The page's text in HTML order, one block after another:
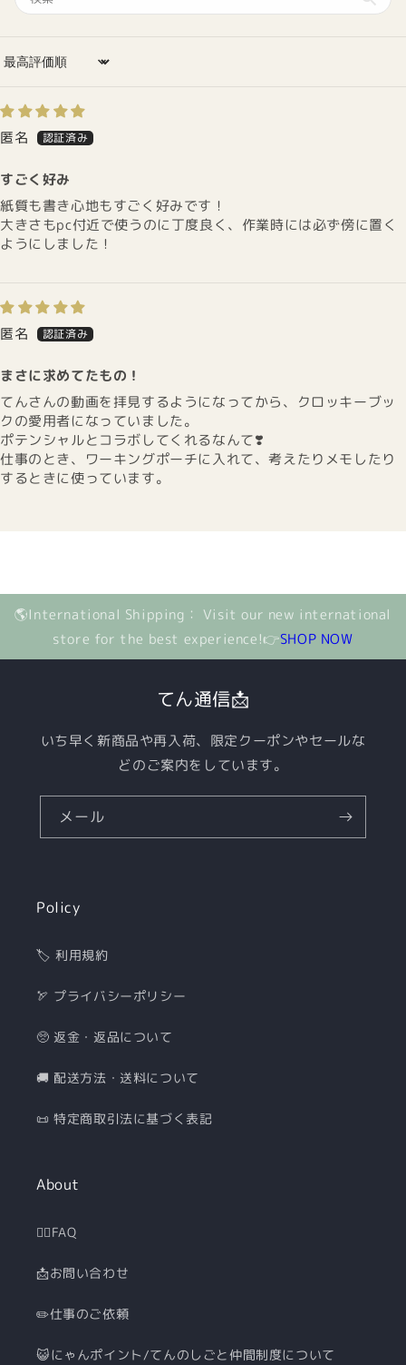
Sort by
匿名
すごく好み
紙質も書き心地もすごく好みです！
大きさもpc付近で使うのに丁度良く、作業時には必ず傍に置く
ようにしました！
匿名
まさに求めてたもの！
てんさんの動画を拝見するようになってから、クロッキーブッ
クの愛用者になっていました。
ポテンシャルとコラボしてくれるなんて❣️
仕事のとき、ワーキングポーチに入れて、考えたりメモしたり
するときに使っています。
🌎International Shipping： Visit our new international
store for the best experience!👉SHOP NOW
てん通信📩
いち早く新商品や再入荷、限定クーポンやセールな
どのご案内をしています。
メール
Policy
🏷 利用規約
🏹 プライバシーポリシー
🥺 返金・返品について
🚚 配送方法・送料について
📜 特定商取引法に基づく表記
About
🙋‍♀️FAQ
📩お問い合わせ
✏️仕事のご依頼
😺にゃんポイント/てんのしごと仲間制度について